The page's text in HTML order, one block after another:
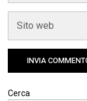
Cerca